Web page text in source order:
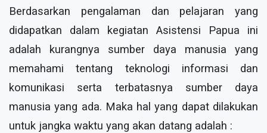
Berdasarkan pengalaman dan pelajaran yang
didapatkan dalam kegiatan Asistensi Papua ini
adalah kurangnya sumber daya manusia yang
memahami tentang teknologi informasi dan
komunikasi serta terbatasnya sumber daya
manusia yang ada. Maka hal yang dapat dilakukan
untuk jangka waktu yang akan datang adalah :